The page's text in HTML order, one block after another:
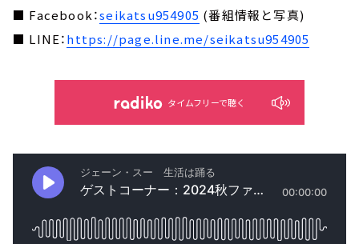
■ Facebook：seikatsu954905 (番組情報と写真)
■ LINE：https://page.line.me/seikatsu954905
タイムフリーで聴く